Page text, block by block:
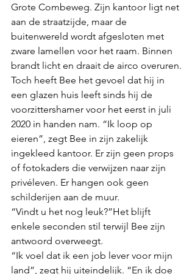
Grote Combeweg. Zijn kantoor ligt net
aan de straatzijde, maar de
buitenwereld wordt afgesloten met
zware lamellen voor het raam. Binnen
brandt licht en draait de airco overuren.
Toch heeft Bee het gevoel dat hij in
een glazen huis leeft sinds hij de
voorzittershamer voor het eerst in juli
2020 in handen nam. “Ik loop op
eieren”, zegt Bee in zijn zakelijk
ingekleed kantoor. Er zijn geen props
of fotokaders die verwijzen naar zijn
privéleven. Er hangen ook geen
schilderijen aan de muur.
“Vindt u het nog leuk?”Het blijft
enkele seconden stil terwijl Bee zijn
antwoord overweegt.
“Ik voel dat ik een job lever voor mijn
land”, zegt hij uiteindelijk. “En ik doe